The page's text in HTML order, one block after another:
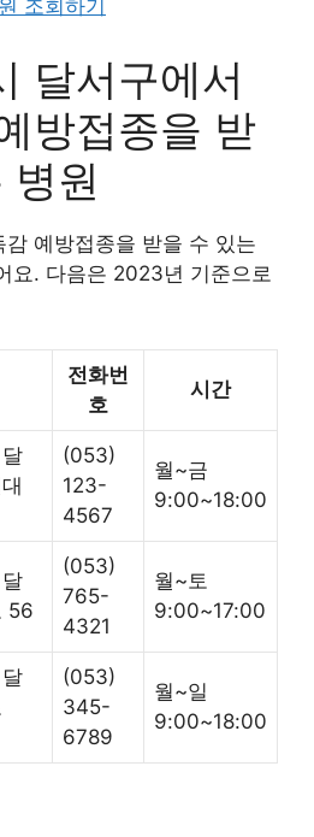
조회하기
달서구에서
방접종을 받
병원
예방접종을 받을 수 있는
요. 다음은 2023년 기준으로
전화번
호
시간
(053)
123-
4567
월~금
9:00~18:00
56
(053)
765-
4321
월~토
9:00~17:00
(053)
345-
6789
월~일
9:00~18:00